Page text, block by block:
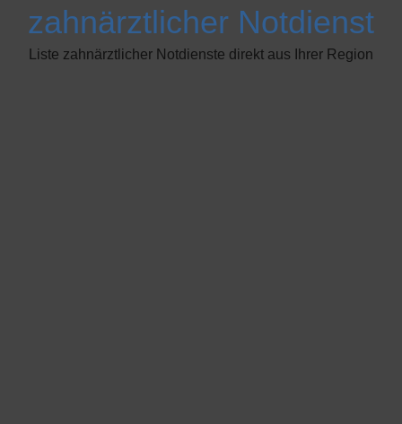
zahnärztlicher Notdienst
Liste zahnärztlicher Notdienste direkt aus Ihrer Region